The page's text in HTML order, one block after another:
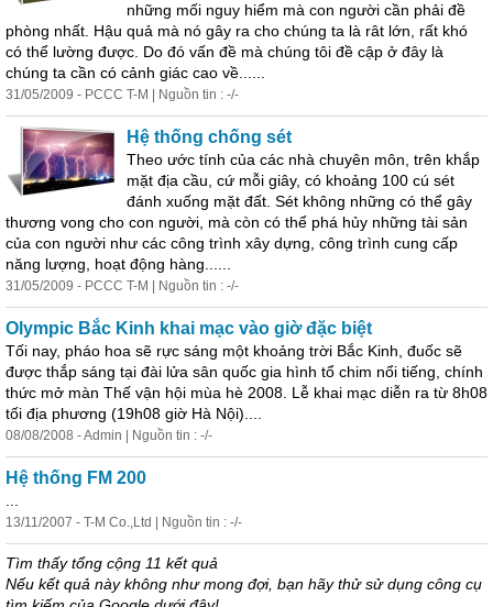
những mối nguy hiểm mà con người cần phải đề
phòng nhất. Hậu quả mà nó gây ra cho chúng ta là rât lớn, rất khó
có thể lường được. Do đó vấn đề mà chúng tôi đề cập ở đây là
chúng ta cần có cảnh giác cao về......
31/05/2009 - PCCC T-M | Nguồn tin : -/-
Hệ thống chống sét
Theo ước tính của các nhà chuyên môn, trên khắp
mặt địa cầu, cứ mỗi giây, có khoảng 100 cú sét
đánh xuống mặt đất. Sét không những có thể gây
thương vong cho con người, mà còn có thể phá hủy những tài sản
của con người như các công trình xây dựng, công trình cung cấp
năng lượng, hoạt động hàng......
31/05/2009 - PCCC T-M | Nguồn tin : -/-
Olympic Bắc Kinh khai mạc vào giờ đặc biệt
Tối nay, pháo hoa sẽ rực sáng một khoảng trời Bắc Kinh, đuốc sẽ
được thắp sáng tại đài lửa sân quốc gia hình tổ chim nổi tiếng, chính
thức mở màn Thế vận hội mùa hè 2008. Lễ khai mạc diễn ra từ 8h08
tối địa phương (19h08 giờ Hà Nội)....
08/08/2008 - Admin | Nguồn tin : -/-
Hệ thống FM 200
13/11/2007 - T-M Co.,Ltd | Nguồn tin : -/-
Tìm thấy tổng cộng 11 kết quả
Nếu kết quả này không như mong đợi, bạn hãy thử sử dụng công cụ